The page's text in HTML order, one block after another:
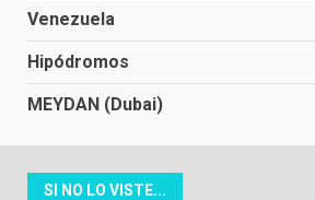
Venezuela
Hipódromos
MEYDAN (Dubai)
SI NO LO VISTE...